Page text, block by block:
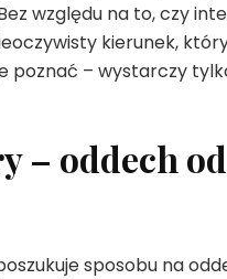
względu na to, czy
kierunek,
poznać – wystarczy
– oddech od
sposobu na